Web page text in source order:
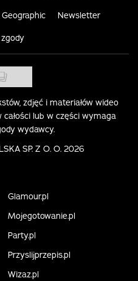
Newsletter
zdjęć i materiałów wideo
lub w części wymaga
wydawcy.
SP. Z O. O. 2026
Glamour.pl
Mojegotowanie.pl
Party.pl
Przyslijprzepis.pl
Wizaz.pl